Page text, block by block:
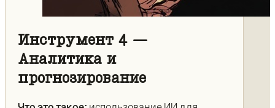
Инструмент 4 —
Аналитика и
прогнозирование